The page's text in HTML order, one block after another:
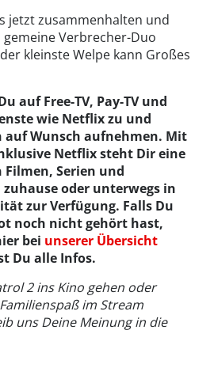
jetzt zusammenhalten und
Verbrecher-Duo
kleinste Welpe kann Großes
auf Free-TV, Pay-TV und
wie Netflix zu und
auf Wunsch aufnehmen. Mit
Netflix steht Dir eine
Serien und
oder unterwegs in
zur Verfügung. Falls Du
noch nicht gehört hast,
bei unserer Übersicht
Du alle Infos.
2 ins Kino gehen oder
im Stream
uns Deine Meinung in die